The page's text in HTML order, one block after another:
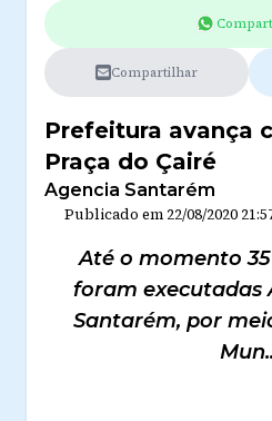
Compartilhar
Prefeitura avança
Praça do Çairé
Agencia Santarém
Publicado em 22/08/2020
Até o momento
foram executadas
Santarém, por